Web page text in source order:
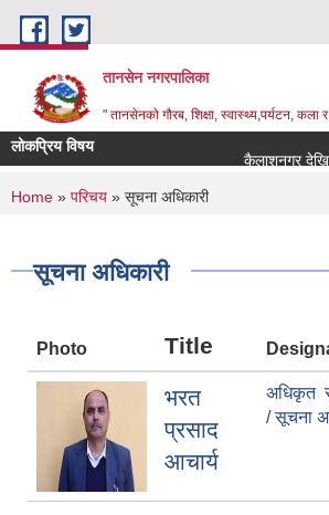
Skip to main content
तानसेन नगरपालिका
" तानसेनको गौरब, शिक्षा, स्वास्थ्य,पर्यटन, कला
लोकप्रिय विषय
You are here
Home » परिचय » सूचना अधिकारी
सूचना अधिकारी
Photo Title
भरत
प्रसाद
आचार्य
अधिकृत
/ सूचना